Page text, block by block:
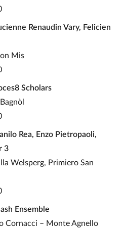
Renaudin Vary, Felicien
Mis
Scholars
Rea, Enzo Pietropaoli,
3
Welsperg, Primiero San
Ensemble
Cornacci – Monte Agnello